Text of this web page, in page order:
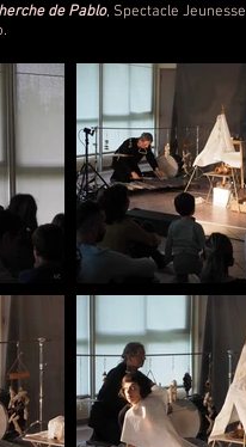
de Pablo, Spectacle Jeunesse